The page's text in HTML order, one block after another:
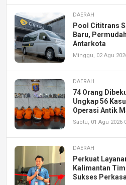
DAERAH
Pool Cititrans
Baru,
Antarkota
Minggu, 02 Agu
DAERAH
74 Orang
Ungkap 56
Operasi Antik
Sabtu, 01 Agu 2026
DAERAH
Perkuat
Kalimantan
Sukses